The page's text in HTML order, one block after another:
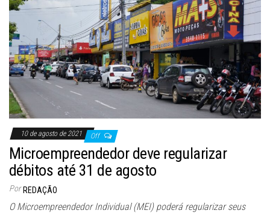
10 de agosto de 2021 Off
Microempreendedor deve regularizar
débitos até 31 de agosto
Por REDAÇÃO
O Microempreendedor Individual (MEI) poderá regularizar seus